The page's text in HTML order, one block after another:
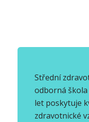
Střední
odborná škola
let poskytuje
zdravotnické